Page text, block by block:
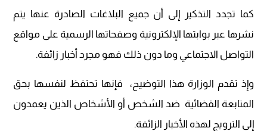
كما تجدد التذكير إلى أن جميع البلاغات الصادرة عنها يتم
نشرها عبر بوابتها الإلكترونية وصفحاتها الرسمية على مواقع
التواصل الاجتماعي وما دون ذلك فهو مجرد أخبار زائفة.
وإذ تقدم الوزارة هذا التوضيح، فإنها تحتفظ لنفسها بحق
المتابعة القضائية ضد الشخص أو الأشخاص الذين يعمدون
إلى الترويج لهذه الأخبار الزائفة.